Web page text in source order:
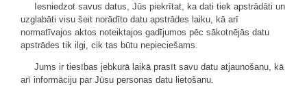
Iesniedzot savus datus, Jūs piekrītat, ka dati tiek apstrādāti un
uzglabāti visu šeit norādīto datu apstrādes laiku, kā arī
normatīvajos aktos noteiktajos gadījumos pēc sākotnējās datu
apstrādes tik ilgi, cik tas būtu nepieciešams.
Jums ir tiesības jebkurā laikā prasīt savu datu atjaunošanu, kā
arī informāciju par Jūsu personas datu lietošanu.